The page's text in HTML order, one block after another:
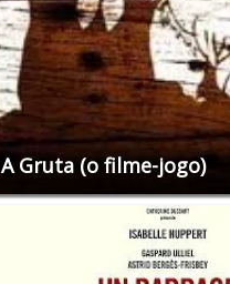
A Gruta (o filme-jogo)